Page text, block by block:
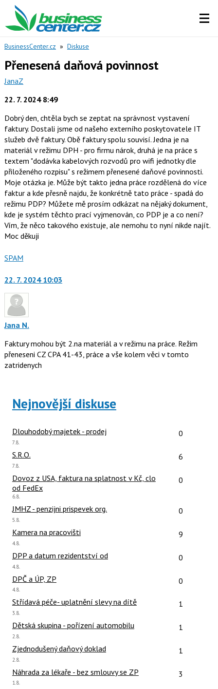
BusinessCenter.cz » Diskuse
Přenesená daňová povinnost
JanaZ
22. 7. 2024 8:49
Dobrý den, chtěla bych se zeptat na správnost vystavení
faktury. Dostali jsme od našeho externího poskytovatele IT
služeb dvě faktury. Obě faktury spolu souvisí. Jedna je na
materiál v režimu DPH - pro firmu nárok, druhá je na práce s
textem "dodávka kabelových rozvodů pro wifi jednotky dle
přiloženého rozpisu" s režimem přenesené daňové povinnosti.
Moje otázka je. Může být takto jedna práce rozdělená do více
faktur a kde přesně najdu, že konkrétně tato práce - spadá do
režimu PDP? Můžete mě prosím odkázat na nějaký dokument,
kde je systém těchto prací vyjmenován, co PDP je a co není?
Vím, že něco takového existuje, ale nemohu to nyní nikde najít.
Moc děkuji
Nahlásit
jako
SPAM
22. 7. 2024 10:03
Jana N.
Faktury mohou být 2.na materiál a v režimu na práce. Režim
přeneseni CZ CPA 41-43, práce a vše kolem věci v tomto
zatridenych
Nejnovější diskuse
Dlouhodobý majetek - prodej Počet
0
Poslední
7.8.
S.R.O. Počet
6
Poslední
7.8.
Dovoz z USA, faktura na splatnost v Kč, clo
od FedEx
Počet
0
Poslední
6.8.
JMHZ - penzijni prispevek org. Počet
0
Poslední
5.8.
Kamera na pracovišti Počet
9
Poslední
4.8.
DPP a datum rezidentství od Počet
0
Poslední
4.8.
DPČ a ÚP, ZP Počet
0
Poslední
4.8.
Střídavá péče- uplatnění slevy na dítě Počet
1
Poslední
3.8.
Dětská skupina - pořízení automobilu Počet
1
Poslední
2.8.
Zjednodušený daňový doklad Počet
1
Poslední
2.8.
Náhrada za lékaře - bez smlouvy se ZP Počet
3
Poslední
1.8.